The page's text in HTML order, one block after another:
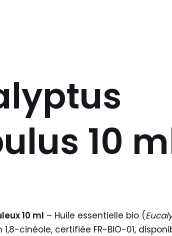
10
10 ml – Huile essentielle bio (
cinéole, certifiée FR-BIO-01,